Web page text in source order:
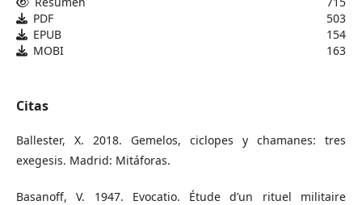
PDF
503
EPUB
154
MOBI
163
Citas
Ballester, X. 2018. Gemelos, ciclopes y chamanes: tres
exegesis. Madrid: Mitáforas.
Basanoff, V. 1947. Evocatio. Étude d’un rituel militaire